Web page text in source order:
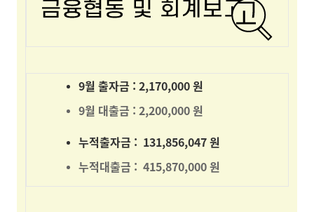
9월 출자금 : 2,170,000 원
9월 대출금 : 2,200,000 원
누적출자금 : 131,856,047 원
누적대출금 : 415,870,000 원